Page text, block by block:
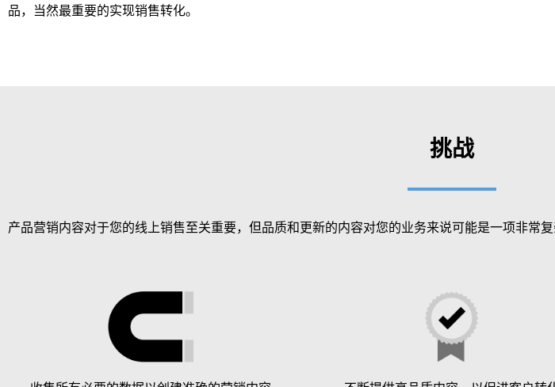
品，当然最重要的实现销售转化。
挑战
产品营销内容对于您的线上销售至关重要，但品质和更新的内容对您的业务来说可能是一项非常复